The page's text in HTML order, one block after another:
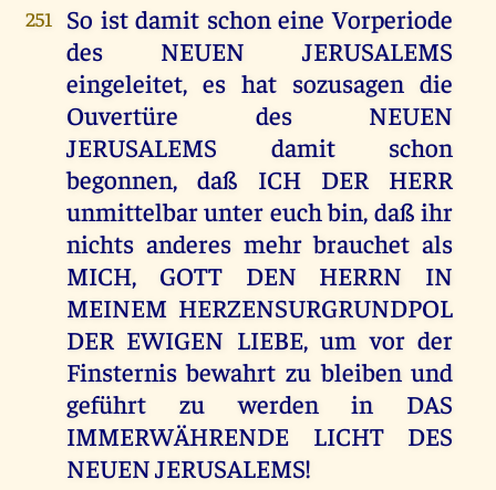
251
So ist damit schon eine Vorperiode
des NEUEN JERUSALEMS
eingeleitet, es hat sozusagen die
Ouvertüre des NEUEN
JERUSALEMS damit schon
begonnen, daß ICH DER HERR
unmittelbar unter euch bin, daß ihr
nichts anderes mehr brauchet als
MICH, GOTT DEN HERRN IN
MEINEM HERZENSURGRUNDPOL
DER EWIGEN LIEBE, um vor der
Finsternis bewahrt zu bleiben und
geführt zu werden in DAS
IMMERWÄHRENDE LICHT DES
NEUEN JERUSALEMS!